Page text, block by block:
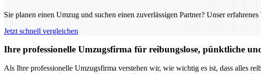
Sie planen einen Umzug und suchen einen zuverlässigen Partner? Unser
Jetzt schnell vergleichen
Ihre professionelle Umzugsfirma für reibungslose, pünktliche
Als Ihre professionelle Umzugsfirma verstehen wir, wie wichtig es ist, dass alles